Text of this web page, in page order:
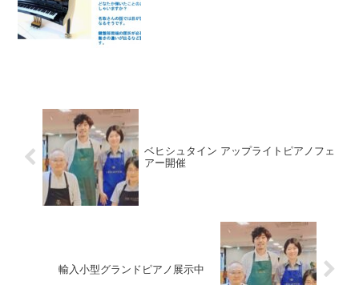
ベヒシュタイン アップライトピアノフェ
アー開催
輸入小型グランドピアノ展示中